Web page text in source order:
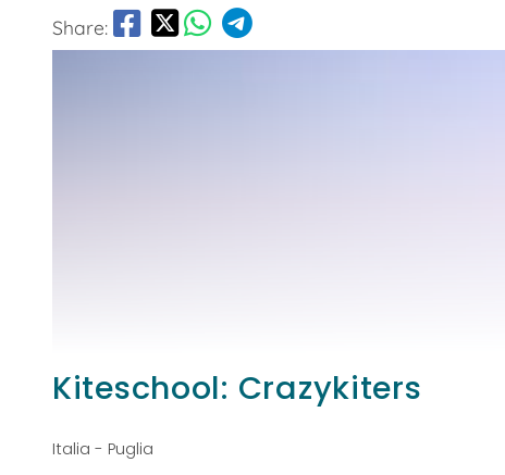
Share:
Kiteschool: Crazykiters
Italia - Puglia